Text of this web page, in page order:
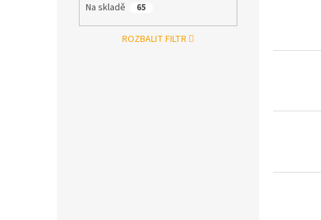
Na skladě 65
ROZBALIT FILTR